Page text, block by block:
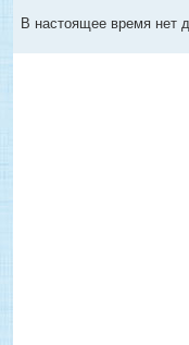
В настоящее время нет